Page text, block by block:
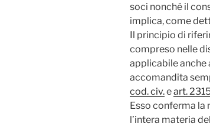
soci nonché il
implica, come
Il principio di
compreso nelle
applicabile anche
accomandita
cod. civ.eart.
Esso conferma
l’intera materia